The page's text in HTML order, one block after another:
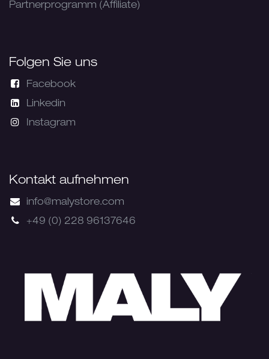
Partnerprogramm (Affiliate)
Folgen Sie uns
Facebook
Linkedin
Instagram
Kontakt aufnehmen
info@malystore.com
+49 (0) 228 96137646